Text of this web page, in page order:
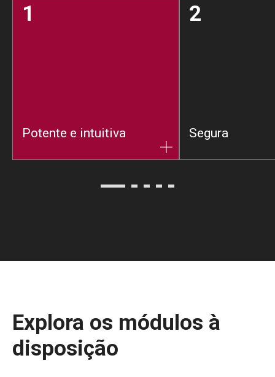
1
Potente e intuitiva
2
Segura
Explora os módulos à
disposição